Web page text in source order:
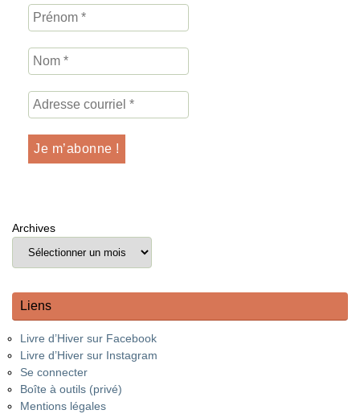
Archives
Liens
Livre d’Hiver sur Facebook
Livre d’Hiver sur Instagram
Se connecter
Boîte à outils (privé)
Mentions légales